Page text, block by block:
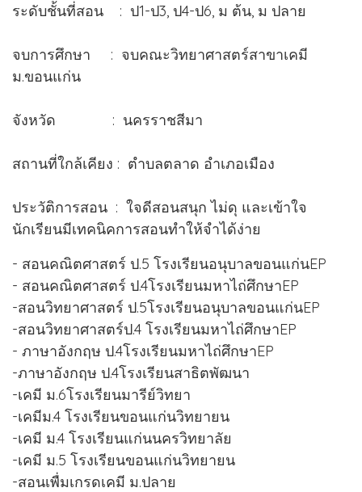
ระดับชั้นที่สอน : ป1-ป3, ป4-ป6, ม ต้น, ม ปลาย
จบการศึกษา : จบคณะวิทยาศาสตร์สาขาเคมี
ม.ขอนแก่น
จังหวัด : นครราชสีมา
สถานที่ใกล้เคียง : ตำบลตลาด อำเภอเมือง
ประวัติการสอน : ใจดีสอนสนุก ไม่ดุ และเข้าใจ
นักเรียนมีเทคนิคการสอนทำให้จำได้ง่าย
- สอนคณิตศาสตร์ ป.5 โรงเรียนอนุบาลขอนแก่นEP
- สอนคณิตศาสตร์ ป.4โรงเรียนมหาไถ่ศึกษาEP
-สอนวิทยาศาสตร์ ป.5โรงเรียนอนุบาลขอนแก่นEP
-สอนวิทยาศาสตร์ป.4 โรงเรียนมหาไถ่ศึกษาEP
- ภาษาอังกฤษ ป.4โรงเรียนมหาไถ่ศึกษาEP
-ภาษาอังกฤษ ป.4โรงเรียนสาธิตพัฒนา
-เคมี ม.6โรงเรียนมารีย์วิทยา
-เคมีม.4 โรงเรียนขอนแก่นวิทยายน
-เคมี ม.4 โรงเรียนแก่นนครวิทยาลัย
-เคมี ม.5 โรงเรียนขอนแก่นวิทยายน
-สอนเพื่มเกรดเคมี ม.ปลาย